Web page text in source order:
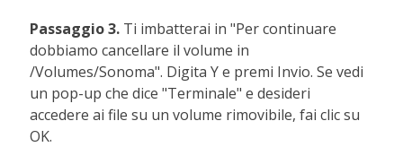
Passaggio 3. Ti imbatterai in "Per continuare
dobbiamo cancellare il volume in
/Volumes/Sonoma". Digita Y e premi Invio. Se vedi
un pop-up che dice "Terminale" e desideri
accedere ai file su un volume rimovibile, fai clic su
OK.